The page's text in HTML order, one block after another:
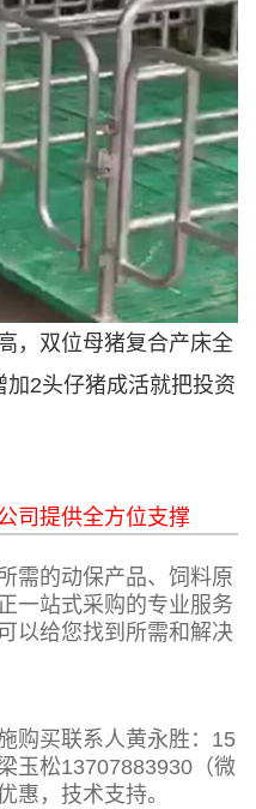
，双位母猪复合产床全
2头仔猪成活就把投资
司提供全方位支撑
需的动保产品、饲料原
一站式采购的专业服务
以给您找到所需和解决
购买联系人黄永胜：15
玉松13707883930（微
惠，技术支持。